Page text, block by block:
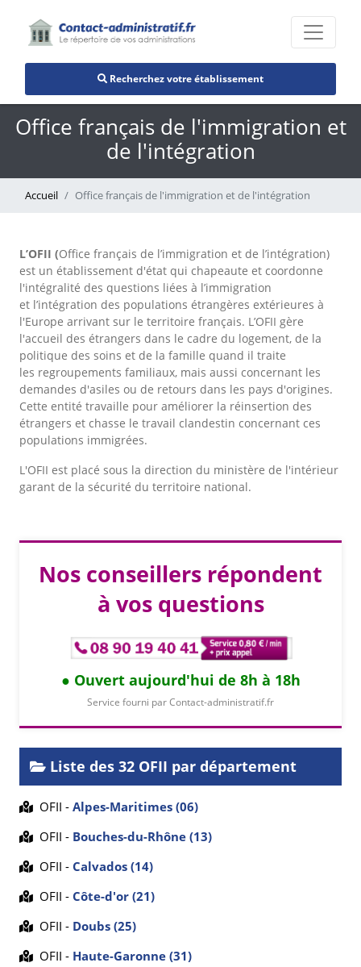
Recherchez votre établissement
Office français de l'immigration et
de l'intégration
Accueil Office français de l'immigration et de l'intégration
L’OFII (Office français de l’immigration et de l’intégration)
est un établissement d'état qui chapeaute et coordonne
l'intégralité des questions liées à l’immigration
et l’intégration des populations étrangères extérieures à
l'Europe arrivant sur le territoire français. L’OFII gère
l'accueil des étrangers dans le cadre du logement, de la
politique des soins et de la famille quand il traite
les regroupements familiaux, mais aussi concernant les
demandes d'asiles ou de retours dans les pays d'origines.
Cette entité travaille pour améliorer la réinsertion des
étrangers et chasse le travail clandestin concernant ces
populations immigrées.
L'OFII est placé sous la direction du ministère de l'intérieur
garant de la sécurité du territoire national.
Nos conseillers répondent
à vos questions
Ouvert aujourd'hui de 8h à 18h
Service fourni par Contact-administratif.fr
Liste des 32 OFII par département
OFII - Alpes-Maritimes (06)
OFII - Bouches-du-Rhône (13)
OFII - Calvados (14)
OFII - Côte-d'or (21)
OFII - Doubs (25)
OFII - Haute-Garonne (31)